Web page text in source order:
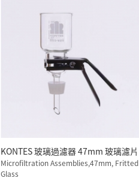
KONTES 玻璃過濾器 47mm 玻璃濾片
Microfiltration Assemblies,47mm, Fritted
Glass